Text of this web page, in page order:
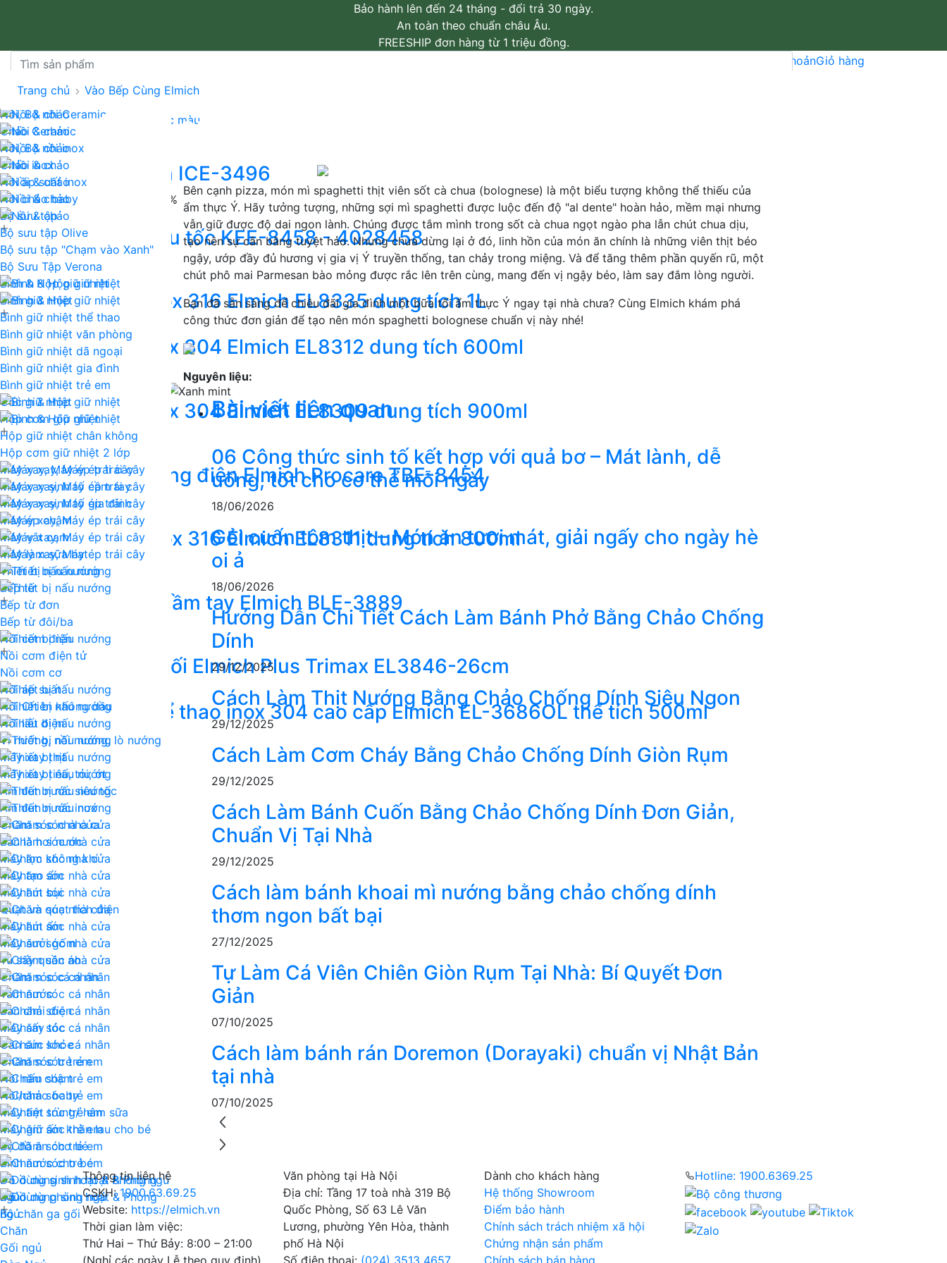
Bảo hành lên đến 24 tháng - đổi trả 30 ngày.
An toàn theo chuẩn châu Âu.
FREESHIP đơn hàng từ 1 triệu đồng.
Tài khoảnGiỏ hàng
XU HƯỚNG TÌM KIẾM
Bộ nồi chống dính đa sắc màu
BÁN CHẠY NHẤT
Bếp từ đôi Elmich ICE-3496
5.200.000₫ -58%
Ấm đun nước siêu tốc KEE-8458 - 4028458
999.000₫ 2.059.000₫
Bình giữ nhiệt inox 316 Elmich EL8335 dung tích 1L
889.000₫
Cốc giữ nhiệt inox 304 Elmich EL8312 dung tích 600ml
315.000₫ 659.000₫
Cốc giữ nhiệt inox 304 Elmich EL8309 dung tích 900ml
299.000₫ 749.000₫ -60%
Bàn chải đánh răng điện Elmich Procare TBE-8454
499.000₫ 1.699.000₫ -71%
Bình giữ nhiệt inox 316 Elmich EL8311 dung tích 800ml
499.000₫ 859.000₫ -42%
Máy xay sinh tố cầm tay Elmich BLE-3889
680.000₫ 959.000₫
Chảo inox liền khối Elmich Plus Trimax EL3846-26cm
525.000₫ 1.279.000₫
Bình giữ nhiệt thể thao inox 304 cao cấp Elmich EL-3686OL thể tích 500ml
475.000₫
Nồi & chảo
Nồi, Bộ nồi Ceramic
Chảo Ceramic
Nồi, Bộ nồi inox
Chảo inox
Nồi áp suất inox
Nồi chảo baby
Bộ sưu tập
Bộ sưu tập Olive
Bộ sưu tập "Chạm vào Xanh"
Bộ Sưu Tập Verona
Bình & Hộp giữ nhiệt
Bình giữ nhiệt
Bình giữ nhiệt thể thao
Bình giữ nhiệt văn phòng
Bình giữ nhiệt dã ngoại
Bình giữ nhiệt gia đình
Bình giữ nhiệt trẻ em
Cốc giữ nhiệt
Hộp cơm giữ nhiệt
Hộp giữ nhiệt chân không
Hộp cơm giữ nhiệt 2 lớp
Máy xay, Máy ép trái cây
Máy xay sinh tố cầm tay
Máy xay sinh tố gia đình
Máy ép chậm
Máy vắt cam
Máy làm sữa hạt
Thiết bị nấu nướng
Bếp từ
Bếp từ đơn
Bếp từ đôi/ba
Nồi cơm điện
Nồi cơm điện tử
Nồi cơm cơ
Nồi áp suất
Nồi Chiên không dầu
Nồi lẩu điện
Vỉ nướng, nồi nướng, lò nướng
Máy xay thịt
Máy xay tiêu, tỏi, ớt
Ấm đun nước siêu tốc
Ấm đun nước inox
Chăm sóc nhà cửa
Bàn là hơi nước
Máy lọc không khí
Máy tạo ẩm
Máy hút bụi
Quạt và quạt tích điện
Máy hút ẩm
Máy sưởi gốm
Tủ sấy quần áo
Chăm sóc cá nhân
Tăm nước
Bàn chải điện
Máy sấy tóc
Cân sức khỏe
Chăm sóc trẻ em
Nồi nấu chậm
Nồi/chảo baby
Máy tiệt trùng/ hâm sữa
Máy giữ ấm khăn lau cho bé
Bộ đồ ăn cho bé
Bình nước cho bé
Đồ dùng sinh hoạt & Phòng ngủ
Đồ dùng phòng ngủ
Bộ chăn ga gối
Chăn
Gối ngủ
Trang chủ Vào Bếp Cùng Elmich
Cách làm Mì ý thịt viên sốt cà chua đơn giản và chuẩn vị
Bên cạnh pizza, món mì spaghetti thịt viên sốt cà chua (bolognese) là một biểu tượng không thể thiếu của
ẩm thực Ý. Hãy tưởng tượng, những sợi mì spaghetti được luộc đến độ "al dente" hoàn hảo, mềm mại nhưng
vẫn giữ được độ dai ngon lành. Chúng được tắm mình trong sốt cà chua ngọt ngào pha lẫn chút chua dịu,
tạo nên sự cân bằng tuyệt hảo. Nhưng chưa dừng lại ở đó, linh hồn của món ăn chính là những viên thịt béo
ngậy, ướp đầy đủ hương vị gia vị Ý truyền thống, tan chảy trong miệng. Và để tăng thêm phần quyến rũ, một
chút phô mai Parmesan bào mỏng được rắc lên trên cùng, mang đến vị ngậy béo, làm say đắm lòng người.
Bạn đã sẵn sàng để chiêu đãi gia đình một bữa tối ẩm thực Ý ngay tại nhà chưa? Cùng Elmich khám phá
công thức đơn giản để tạo nên món spaghetti bolognese chuẩn vị này nhé!
Nguyên liệu:
Bài viết liên quan
06 Công thức sinh tố kết hợp với quả bơ – Mát lành, dễ
uống, tốt cho cơ thể mỗi ngày
18/06/2026
Gỏi cuốn tôm thịt – Món ăn tươi mát, giải ngấy cho ngày hè
oi ả
18/06/2026
Hướng Dẫn Chi Tiết Cách Làm Bánh Phở Bằng Chảo Chống
Dính
29/12/2025
Cách Làm Thịt Nướng Bằng Chảo Chống Dính Siêu Ngon
29/12/2025
Cách Làm Cơm Cháy Bằng Chảo Chống Dính Giòn Rụm
29/12/2025
Cách Làm Bánh Cuốn Bằng Chảo Chống Dính Đơn Giản,
Chuẩn Vị Tại Nhà
29/12/2025
Cách làm bánh khoai mì nướng bằng chảo chống dính
thơm ngon bất bại
27/12/2025
Tự Làm Cá Viên Chiên Giòn Rụm Tại Nhà: Bí Quyết Đơn
Giản
07/10/2025
Cách làm bánh rán Doremon (Dorayaki) chuẩn vị Nhật Bản
tại nhà
07/10/2025
Thông tin liên hệ
CSKH:1900.63.69.25
Website: https://elmich.vn
Thời gian làm việc:
Thứ Hai – Thứ Bảy: 8:00 – 21:00
(Nghỉ các ngày Lễ theo quy định)
Văn phòng tại Hà Nội
Địa chỉ: Tầng 17 toà nhà 319 Bộ
Quốc Phòng, Số 63 Lê Văn
Lương, phường Yên Hòa, thành
phố Hà Nội
Số điện thoại: (024) 3513 4657
Dành cho khách hàng
Hệ thống Showroom
Điểm bảo hành
Chính sách trách nhiệm xã hội
Chứng nhận sản phẩm
Chính sách bán hàng
Hotline: 1900.6369.25